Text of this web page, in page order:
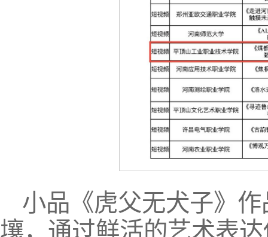
小品《虎父无犬子》
壤，通过鲜活的艺术表